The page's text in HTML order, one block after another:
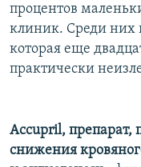
СИБИРЬ.РЕАЛИИ
РАСПИСАНИЕ
ПОДПИШИТЕСЬ НА
процентов
клиник. Среди них
которая еще
практически
Accupril, препарат,
снижения